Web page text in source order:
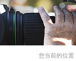
您当前的位置